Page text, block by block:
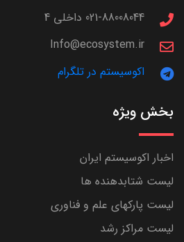
021-88008044 داخلی 4
Info@ecosystem.ir
اکوسیستم در تلگرام
بخش ویژه
اخبار اکوسیستم ایران
لیست شتابدهنده ها
لیست پارکهای علم و فناوری
لیست مراکز رشد